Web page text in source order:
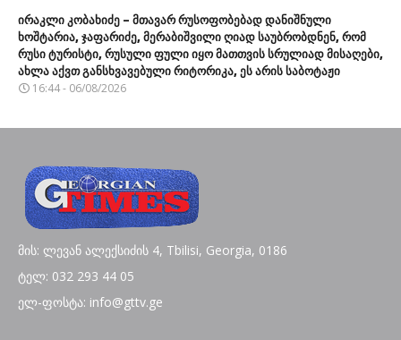
ირაკლი კობახიძე – მთავარ რუსოფობებად დანიშნული
ხოშტარია, ჯაფარიძე, მერაბიშვილი ღიად საუბრობდნენ, რომ
რუსი ტურისტი, რუსული ფული იყო მათთვის სრულიად მისაღები,
ახლა აქვთ განსხვავებული რიტორიკა, ეს არის საბოტაჟი
16:44 - 06/08/2026
მის: ლევან ალექსიძის 4, Tbilisi, Georgia, 0186
ტელ: 032 293 44 05
ელ-ფოსტა: info@gttv.ge